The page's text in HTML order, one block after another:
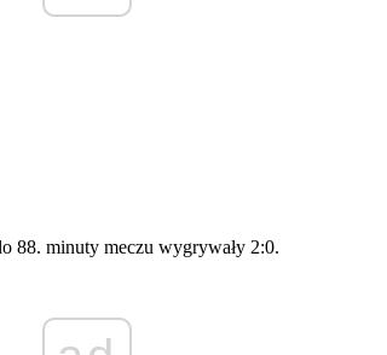
88. minuty meczu wygrywały 2:0.